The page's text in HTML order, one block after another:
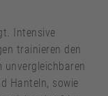
Intensive
trainieren den
unvergleichbaren
Hanteln, sowie